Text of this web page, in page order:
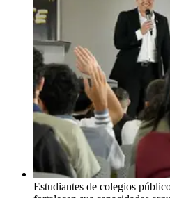
Estudiantes de colegios